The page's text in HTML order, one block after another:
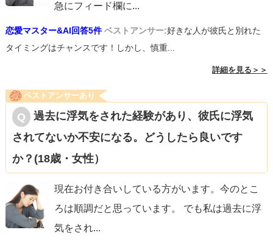
急にフィード欄に...
恋愛マスター&AI回答5件 ベストアンサー:好きな人が彼氏と別れた
タイミングはチャンスです！しかし、慎重...
詳細を見る＞＞
ベストアンサーあり
過去に浮気をされた経験があり、彼氏に浮気
されてないか不安になる。どうしたら良いです
か？(18歳・女性）
現在お付き合いしている方がいます。今のとこ
ろは順調だと思っています。 でも私は過去に浮
気をされ...